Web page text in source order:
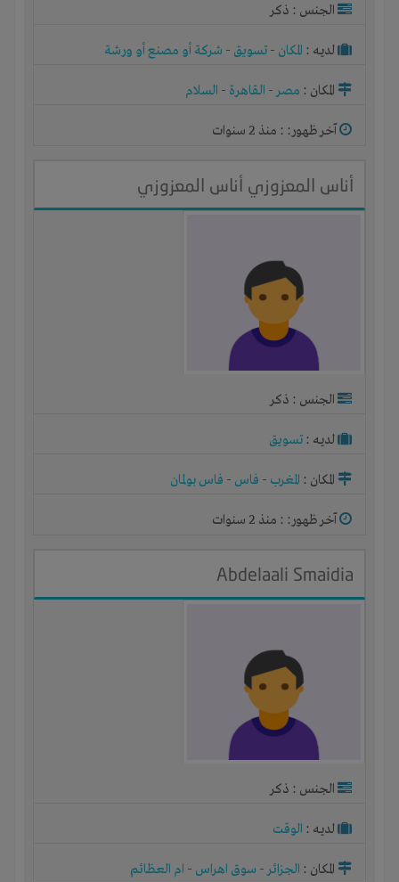
الجنس : ذكر
لديـه : المكان - تسويق - شركة أو مصنع أو ورشة
المكان : مصر- القاهرة - السلام
آخر ظهور: : منذ 2 سنوات
أناس المعزوزي أناس المعزوزي
الجنس : ذكر
لديـه : تسويق
المكان : المغرب - فاس - فاس بولمان
آخر ظهور: : منذ 2 سنوات
Abdelaali Smaidia
الجنس : ذكر
لديـه : الوقت
المكان : الجزائر- سوق اهراس - ام العظائم